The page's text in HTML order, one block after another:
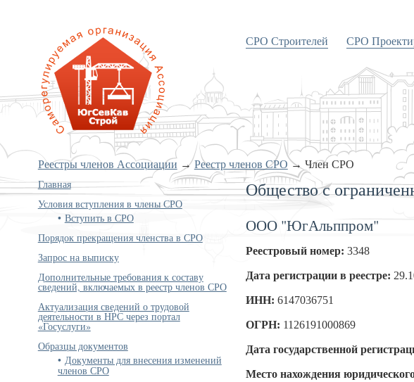
«Объединение строителей
Южного и Северо-Кавказского
округов»
СРО Строителей СРО
Реестры членов Ассоциации →Реестр членов СРО→ Член СРО
Главная
Условия вступления в члены СРО
Вступить в СРО
Порядок прекращения членства в СРО
Запрос на выписку
Дополнительные требования к составу
сведений, включаемых в реестр членов СРО
Актуализация сведений о трудовой
деятельности в НРС через портал
«Госуслуги»
Образцы документов
Документы для внесения изменений
членов СРО
Общество с
ООО "ЮгАльппром"
Реестровый номер: 3348
Дата регистрации в реестре:
ИНН: 6147036751
ОГРН: 1126191000869
Дата государственной
Место нахождения